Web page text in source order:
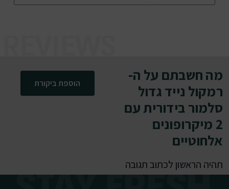
מה חשבתם על ה-
רמקול נייד גדול
סלמור בידורית עם
2 מיקרופונים
אלחוטיים
תהיה הראשון לכתוב תגובה
הוספת ביקורת